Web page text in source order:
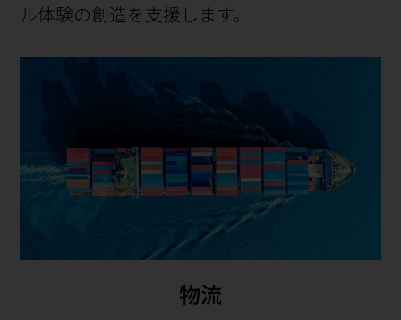
ル体験の創造を支援します。
物流